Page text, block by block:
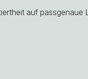
auf passgenaue